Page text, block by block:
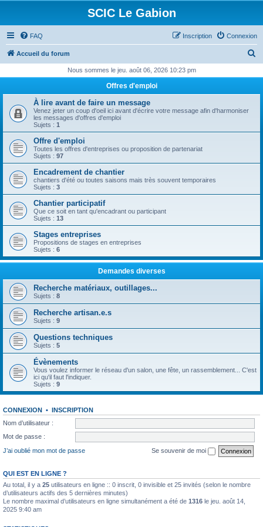
SCIC Le Gabion
FAQ Connexion
Inscription
Accueil du forum
h
e
Nous sommes le jeu. août 06, 2026 10:23 pm
Offres d'emploi
À lire avant de faire un message
Venez jeter un coup d'oeil ici avant d'écrire votre message afin d'harmoniser
les messages d'offres d'emploi
Sujets : 1
Offre d'emploi
Toutes les offres d'entreprises ou proposition de partenariat
Sujets : 97
Encadrement de chantier
chantiers d'été ou toutes saisons mais très souvent temporaires
Sujets : 3
Chantier participatif
Que ce soit en tant qu'encadrant ou participant
Sujets : 13
Stages entreprises
Propositions de stages en entreprises
Sujets : 6
Demandes diverses
Recherche matériaux, outillages...
Sujets : 8
Recherche artisan.e.s
Sujets : 9
Questions techniques
Sujets : 5
Évènements
Vous voulez informer le réseau d'un salon, une fête, un rassemblement... C'est
ici qu'il faut l'indiquer.
Sujets : 9
CONNEXION • INSCRIPTION
Nom d’utilisateur :
Mot de passe :
J’ai oublié mon mot de passe
Se souvenir de moi
QUI EST EN LIGNE ?
Au total, il y a 25 utilisateurs en ligne :: 0 inscrit, 0 invisible et 25 invités (selon le nombre
d’utilisateurs actifs des 5 dernières minutes)
Le nombre maximal d’utilisateurs en ligne simultanément a été de 1316 le jeu. août 14,
2025 9:40 am